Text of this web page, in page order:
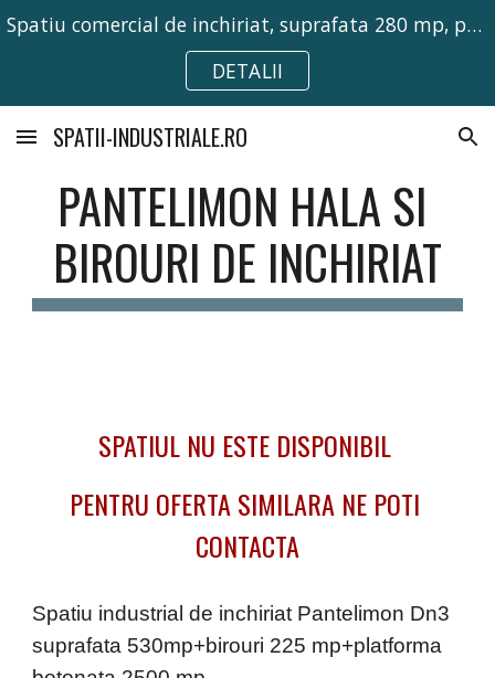
Skip to main content Skip to navigation
Spatiu comercial de inchiriat, suprafata 280 mp, pretabil pentru activitati comerciale, birouri sau depozitare.
DETALII
SPATII-INDUSTRIALE.RO
PANTELIMON HALA SI
BIROURI DE INCHIRIAT
SPATIUL NU ESTE DISPONIBIL
PENTRU OFERTA SIMILARA NE POTI
CONTACTA
Spatiu industrial de inchiriat Pantelimon Dn3
suprafata 530mp+birouri 225 mp+platforma